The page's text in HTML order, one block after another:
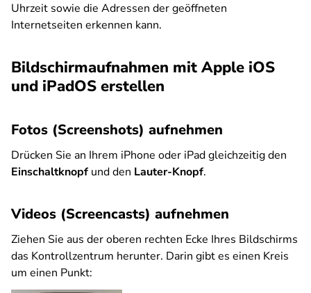
Uhrzeit sowie die Adressen der geöffneten
Internetseiten erkennen kann.
Bildschirmaufnahmen mit Apple iOS
und iPadOS erstellen
Fotos (Screenshots) aufnehmen
Drücken Sie an Ihrem iPhone oder iPad gleichzeitig den
Einschaltknopf und den Lauter-Knopf.
Videos (Screencasts) aufnehmen
Ziehen Sie aus der oberen rechten Ecke Ihres Bildschirms
das Kontrollzentrum herunter. Darin gibt es einen Kreis
um einen Punkt: